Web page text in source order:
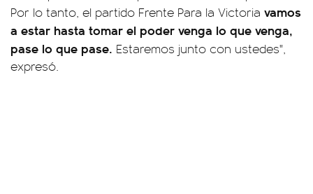
Por lo tanto, el partido Frente Para la Victoria vamos
a estar hasta tomar el poder venga lo que venga,
pase lo que pase. Estaremos junto con ustedes",
expresó.